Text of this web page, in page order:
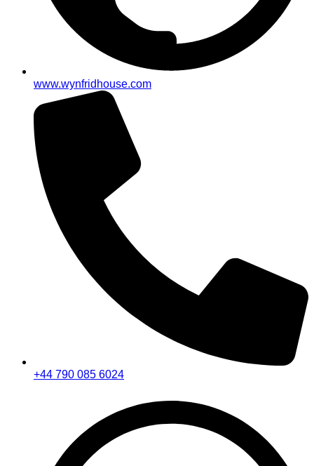
www.wynfridhouse.com
+44 790 085 6024